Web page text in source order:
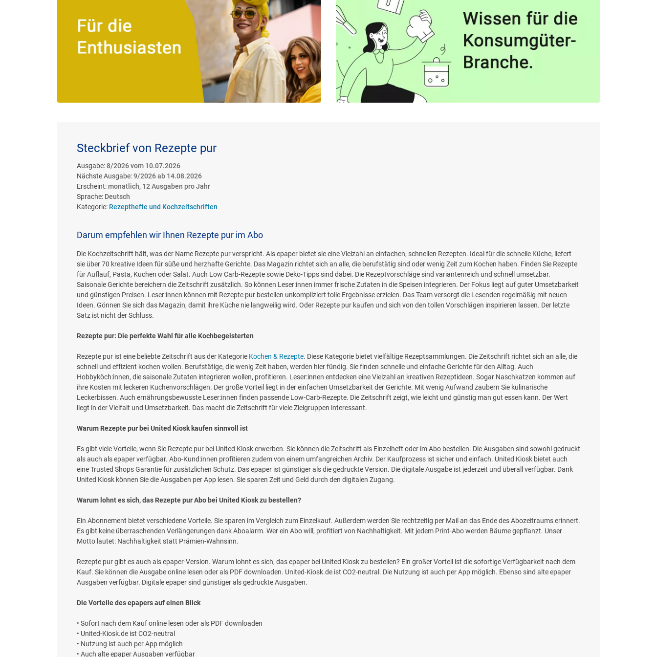
Steckbrief von Rezepte pur
Ausgabe:8/2026 vom 10.07.2026
Nächste Ausgabe:9/2026 ab 14.08.2026
Erscheint: monatlich, 12 Ausgaben pro Jahr
Sprache: Deutsch
Kategorie: Rezepthefte und Kochzeitschriften
Darum empfehlen wir Ihnen Rezepte pur im Abo
Die Kochzeitschrift hält, was der Name Rezepte pur verspricht. Als epaper bietet sie eine Vielzahl an einfachen, schnellen Rezepten. Ideal für die schnelle Küche, liefert
sie über 70 kreative Ideen für süße und herzhafte Gerichte. Das Magazin richtet sich an alle, die berufstätig sind oder wenig Zeit zum Kochen haben. Finden Sie Rezepte
für Auflauf, Pasta, Kuchen oder Salat. Auch Low Carb-Rezepte sowie Deko-Tipps sind dabei. Die Rezeptvorschläge sind variantenreich und schnell umsetzbar.
Saisonale Gerichte bereichern die Zeitschrift zusätzlich. So können Leser:innen immer frische Zutaten in die Speisen integrieren. Der Fokus liegt auf guter Umsetzbarkeit
und günstigen Preisen. Leser:innen können mit Rezepte pur bestellen unkompliziert tolle Ergebnisse erzielen. Das Team versorgt die Lesenden regelmäßig mit neuen
Ideen. Gönnen Sie sich das Magazin, damit ihre Küche nie langweilig wird. Oder Rezepte pur kaufen und sich von den tollen Vorschlägen inspirieren lassen. Der letzte
Satz ist nicht der Schluss.
Rezepte pur: Die perfekte Wahl für alle Kochbegeisterten
Rezepte pur ist eine beliebte Zeitschrift aus der Kategorie Kochen & Rezepte. Diese Kategorie bietet vielfältige Rezeptsammlungen. Die Zeitschrift richtet sich an alle, die
schnell und effizient kochen wollen. Berufstätige, die wenig Zeit haben, werden hier fündig. Sie finden schnelle und einfache Gerichte für den Alltag. Auch
Hobbyköch:innen, die saisonale Zutaten integrieren wollen, profitieren. Leser:innen entdecken eine Vielzahl an kreativen Rezeptideen. Sogar Naschkatzen kommen auf
ihre Kosten mit leckeren Kuchenvorschlägen. Der große Vorteil liegt in der einfachen Umsetzbarkeit der Gerichte. Mit wenig Aufwand zaubern Sie kulinarische
Leckerbissen. Auch ernährungsbewusste Leser:innen finden passende Low-Carb-Rezepte. Die Zeitschrift zeigt, wie leicht und günstig man gut essen kann. Der Wert
liegt in der Vielfalt und Umsetzbarkeit. Das macht die Zeitschrift für viele Zielgruppen interessant.
Warum Rezepte pur bei United Kiosk kaufen sinnvoll ist
Es gibt viele Vorteile, wenn Sie Rezepte pur bei United Kiosk erwerben. Sie können die Zeitschrift als Einzelheft oder im Abo bestellen. Die Ausgaben sind sowohl gedruckt
als auch als epaper verfügbar. Abo-Kund:innen profitieren zudem von einem umfangreichen Archiv. Der Kaufprozess ist sicher und einfach. United Kiosk bietet auch
eine Trusted Shops Garantie für zusätzlichen Schutz. Das epaper ist günstiger als die gedruckte Version. Die digitale Ausgabe ist jederzeit und überall verfügbar. Dank
United Kiosk können Sie die Ausgaben per App lesen. Sie sparen Zeit und Geld durch den digitalen Zugang.
Warum lohnt es sich, das Rezepte pur Abo bei United Kiosk zu bestellen?
Ein Abonnement bietet verschiedene Vorteile. Sie sparen im Vergleich zum Einzelkauf. Außerdem werden Sie rechtzeitig per Mail an das Ende des Abozeitraums erinnert.
Es gibt keine überraschenden Verlängerungen dank Aboalarm. Wer ein Abo will, profitiert von Nachhaltigkeit. Mit jedem Print-Abo werden Bäume gepflanzt. Unser
Motto lautet: Nachhaltigkeit statt Prämien-Wahnsinn.
Rezepte pur gibt es auch als epaper-Version. Warum lohnt es sich, das epaper bei United Kiosk zu bestellen? Ein großer Vorteil ist die sofortige Verfügbarkeit nach dem
Kauf. Sie können die Ausgabe online lesen oder als PDF downloaden. United-Kiosk.de ist CO2-neutral. Die Nutzung ist auch per App möglich. Ebenso sind alte epaper
Ausgaben verfügbar. Digitale epaper sind günstiger als gedruckte Ausgaben.
Die Vorteile des epapers auf einen Blick
• Sofort nach dem Kauf online lesen oder als PDF downloaden
• United-Kiosk.de ist CO2-neutral
• Nutzung ist auch per App möglich
• Auch alte epaper Ausgaben verfügbar